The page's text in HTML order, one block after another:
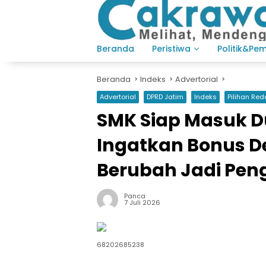
Beranda
Peristiwa
Beranda Indeks Advertorial
Advertorial DPRD Jatim Indeks Pilihan
SMK Siap Masuk
Ingatkan Bonus
Berubah Jadi
Panca
7 Juli 2026
68202685238